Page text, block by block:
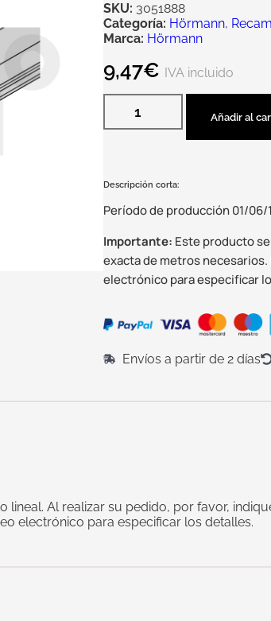
SKU: 3051888
Categoría: Hörmann,
Marca: Hörmann
9,47€ IVA incluido
Añadir al
Descripción corta:
Período de producción 01/06/
Importante: Este producto
exacta de metros
electrónico para especificar
Envíos a partir de 2 días
lineal. Al realizar su pedido, por favor,
electrónico para especificar los detalles.